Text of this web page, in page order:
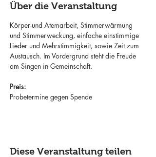
Über die Veranstaltung
Körper-und Atemarbeit, Stimmerwärmung
und Stimmerweckung, einfache einstimmige
Lieder und Mehrstimmigkeit, sowie Zeit zum
Austausch. Im Vordergrund steht die Freude
am Singen in Gemeinschaft.
Preis:
Probetermine gegen Spende
Diese Veranstaltung teilen